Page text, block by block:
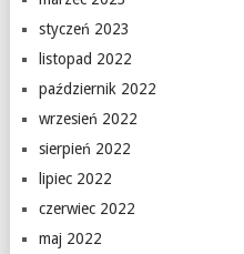
styczeń 2023
listopad 2022
październik 2022
wrzesień 2022
sierpień 2022
lipiec 2022
czerwiec 2022
maj 2022